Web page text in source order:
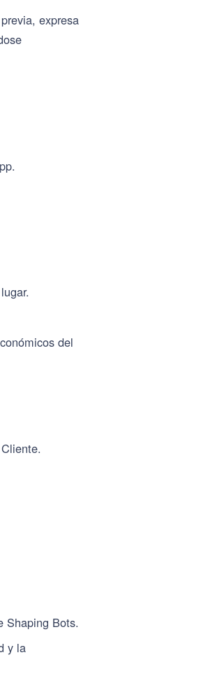
expresa
del
Shaping Bots.
y la